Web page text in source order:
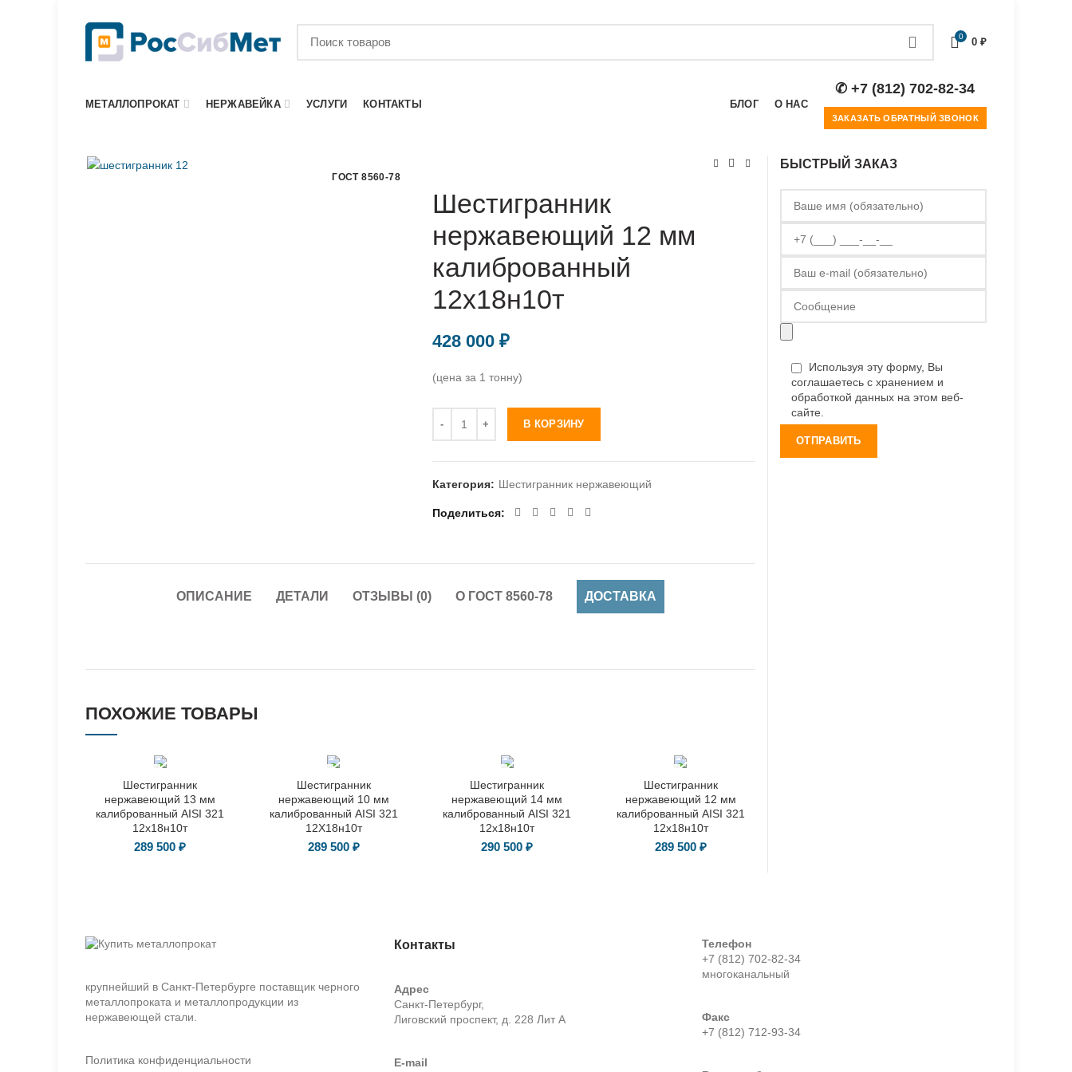
0 0 ₽
МЕТАЛЛОПРОКАТ НЕРЖАВЕЙКА УСЛУГИ КОНТАКТЫ БЛОГ О НАС
✆ +7 (812) 702-82-34
ЗАКАЗАТЬ ОБРАТНЫЙ ЗВОНОК
ГОСТ 8560-78
Шестигранник
нержавеющий 12 мм
калиброванный
12х18н10т
428 000 ₽
(цена за 1 тонну)
В КОРЗИНУ
Категория: Шестигранник нержавеющий
Поделиться
ОПИСАНИЕ ДЕТАЛИ ОТЗЫВЫ (0) О ГОСТ 8560-78 ДОСТАВКА
ПОХОЖИЕ ТОВАРЫ
Шестигранник
нержавеющий 13 мм
калиброванный AISI 321
12х18н10т
289 500₽
Шестигранник
нержавеющий 10 мм
калиброванный AISI 321
12Х18н10т
289 500 ₽
Шестигранник
нержавеющий 14 мм
калиброванный AISI 321
12х18н10т
290 500₽
Шестигранник
нержавеющий 12 мм
калиброванный AISI 321
12х18н10т
289 500 ₽
БЫСТРЫЙ ЗАКАЗ
Используя эту форму, Вы
соглашаетесь с хранением и
обработкой данных на этом веб-
сайте.
крупнейший в Санкт-Петербурге поставщик черного
металлопроката и металлопродукции из
нержавеющей стали.
Политика конфиденциальности
Контакты
Адрес
Санкт-Петербург,
Лиговский проспект, д. 228 Лит А
E-mail
Телефон
+7 (812) 702-82-34
многоканальный
Факс
+7 (812) 712-93-34